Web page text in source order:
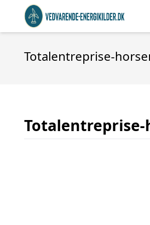
Totalentreprise-